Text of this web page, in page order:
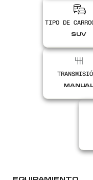
TIPO DE
SUV
EQUIPAMIENTO